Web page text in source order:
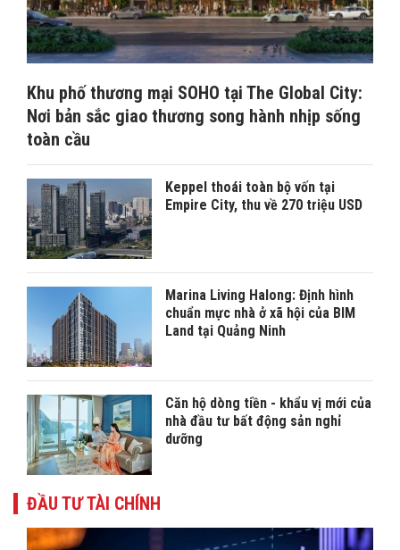
Khu phố thương mại SOHO tại The Global City:
Nơi bản sắc giao thương song hành nhịp sống
toàn cầu
Keppel thoái toàn bộ vốn tại
Empire City, thu về 270 triệu USD
Marina Living Halong: Định hình
chuẩn mực nhà ở xã hội của BIM
Land tại Quảng Ninh
Căn hộ dòng tiền - khẩu vị mới của
nhà đầu tư bất động sản nghỉ
dưỡng
ĐẦU TƯ TÀI CHÍNH